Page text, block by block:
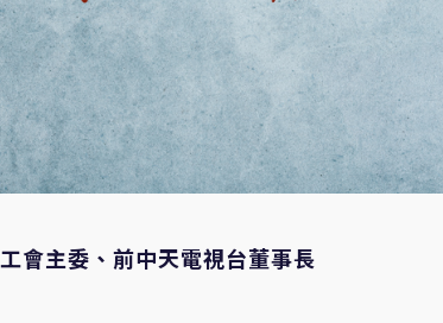
會主委、前中天電視台董事長